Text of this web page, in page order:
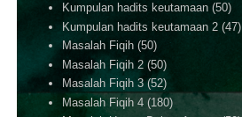
Kumpulan hadits keutamaan (50)
Kumpulan hadits keutamaan 2 (47)
Masalah Fiqih (50)
Masalah Fiqih 2 (50)
Masalah Fiqih 3 (52)
Masalah Fiqih 4 (180)